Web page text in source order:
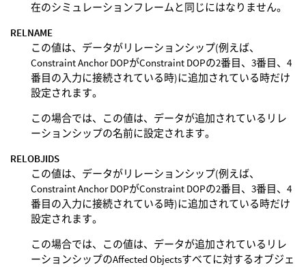
在のシミュレーションフレームと同じにはなりません。
RELNAME
この値は、データがリレーションシップ(例えば、
Constraint Anchor DOPがConstraint DOPの2番目、3番目、4
番目の入力に接続されている時)に追加されている時だけ
設定されます。
この場合では、この値は、データが追加されているリレ
ーションシップの名前に設定されます。
RELOBJIDS
この値は、データがリレーションシップ(例えば、
Constraint Anchor DOPがConstraint DOPの2番目、3番目、4
番目の入力に接続されている時)に追加されている時だけ
設定されます。
この場合では、この値は、データが追加されているリレ
ーションシップのAffected Objectsすべてに対するオブジェ